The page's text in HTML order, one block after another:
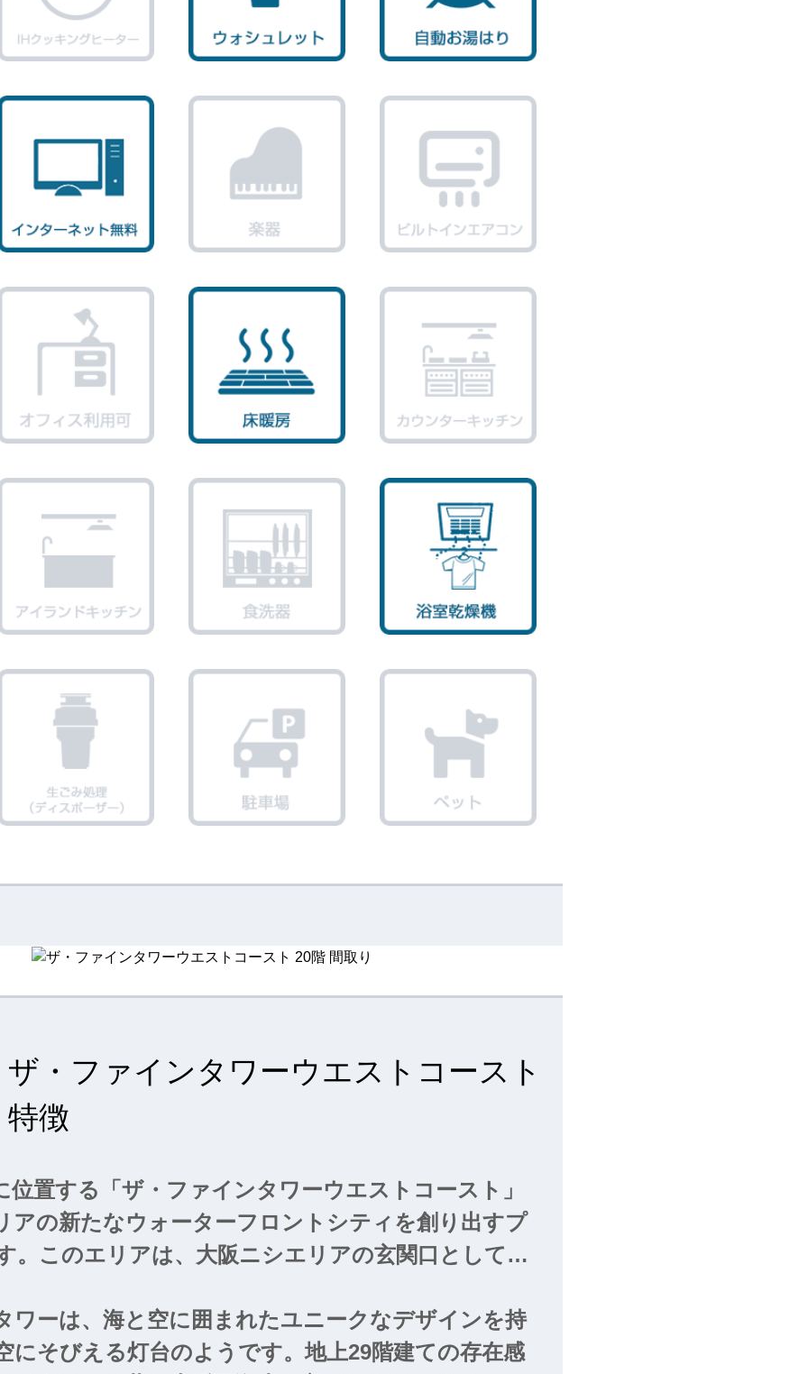
ザ・ファインタワーウエストコースト
特徴
位置する「ザ・ファインタワーウエストコースト」
アの新たなウォーターフロントシティを創り出すプ
。このエリアは、大阪ニシエリアの玄関口として注
クが隣接しています。さらに、このタワーは大阪の
である舞洲、夢洲、咲洲などを一望できる位置に立地
ワーは、海と空に囲まれたユニークなデザインを持
にそびえる灯台のようです。地上29階建ての存在感